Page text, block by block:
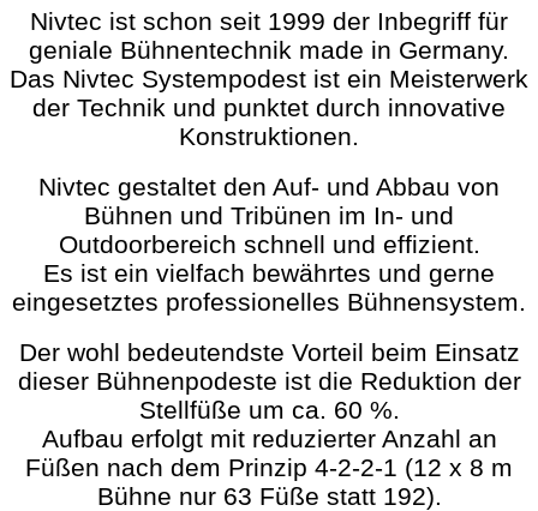
Nivtec ist schon seit 1999 der Inbegriff für
geniale Bühnentechnik made in Germany.
Das Nivtec Systempodest ist ein Meisterwerk
der Technik und punktet durch innovative
Konstruktionen.
Nivtec gestaltet den Auf- und Abbau von
Bühnen und Tribünen im In- und
Outdoorbereich schnell und effizient.
Es ist ein vielfach bewährtes und gerne
eingesetztes professionelles Bühnensystem.
Der wohl bedeutendste Vorteil beim Einsatz
dieser Bühnenpodeste ist die Reduktion der
Stellfüße um ca. 60 %.
Aufbau erfolgt mit reduzierter Anzahl an
Füßen nach dem Prinzip 4-2-2-1 (12 x 8 m
Bühne nur 63 Füße statt 192).